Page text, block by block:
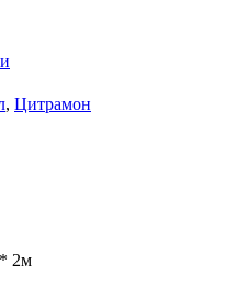
, Цитрамон
2м